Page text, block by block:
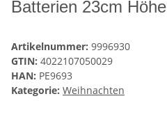
Batterien 23cm Höhe
Artikelnummer: 9996930
GTIN: 4022107050029
HAN: PE9693
Kategorie: Weihnachten